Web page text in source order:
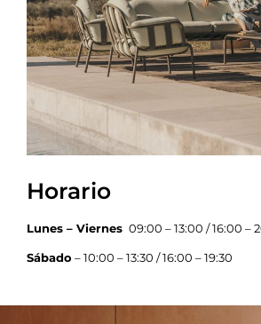
Horario
Lunes – Viernes 09:00 – 13:00 / 16:00 –
Sábado – 10:00 – 13:30 / 16:00 – 19:30